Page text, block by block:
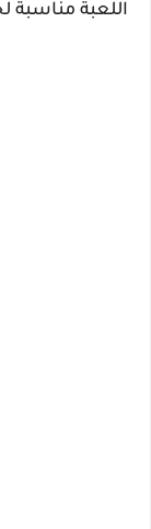
اللعبة مناسبة